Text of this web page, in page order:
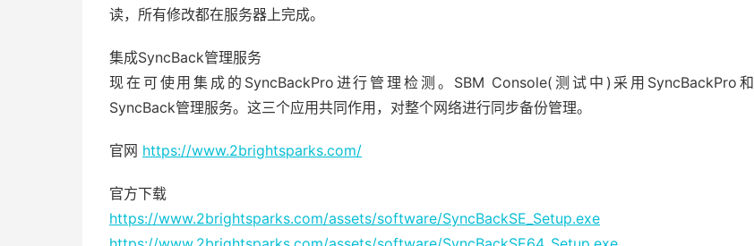
读，所有修改都在服务器上完成。
集成SyncBack管理服务
现在可使用集成的SyncBackPro进行管理检测。SBM Console(测试中)采用SyncBackPro和
SyncBack管理服务。这三个应用共同作用，对整个网络进行同步备份管理。
官网 https://www.2brightsparks.com/
官方下载
https://www.2brightsparks.com/assets/software/SyncBackSE_Setup.exe